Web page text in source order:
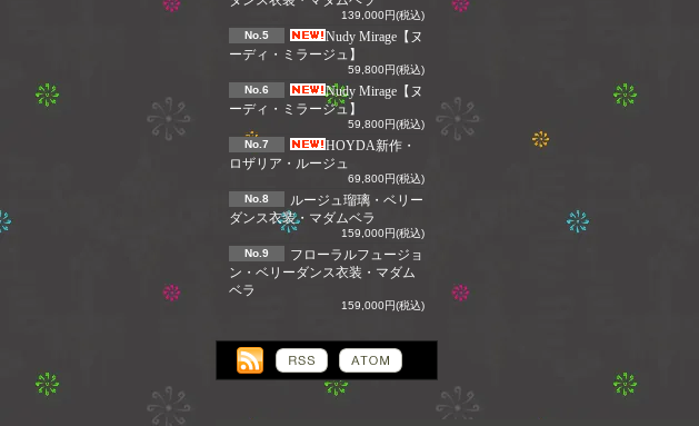
139,000円(税込)
No.5
Nudy Mirage【ヌ
ーディ・ミラージュ】
59,800円(税込)
No.6
Nudy Mirage【ヌ
ーディ・ミラージュ】
59,800円(税込)
No.7
HOYDA新作・
ロザリア・ルージュ
69,800円(税込)
No.8
ルージュ瑠璃・ベリー
ダンス衣装・マダムベラ
159,000円(税込)
No.9
フローラルフュージョ
ン・ベリーダンス衣装・マダム
ベラ
159,000円(税込)